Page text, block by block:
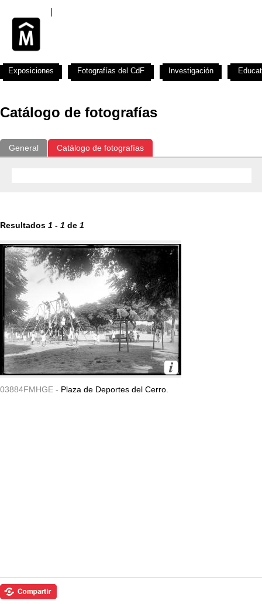
Catálogo de fotografías
General Catálogo de fotografías
Resultados 1 - 1 de 1
03884FMHGE - Plaza de Deportes del Cerro.
Exposiciones Fotografías del CdF Investigación